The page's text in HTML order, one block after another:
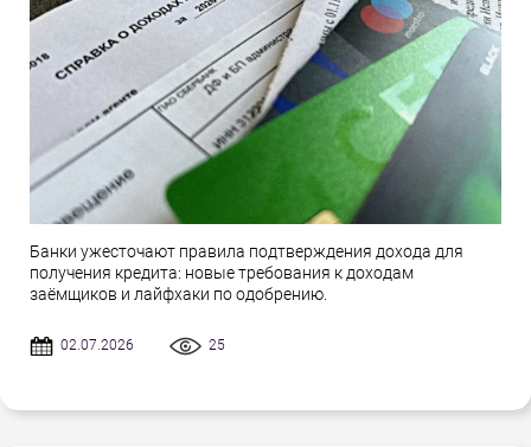
Банки ужесточают правила подтверждения дохода для
получения кредита: новые требования к доходам
заёмщиков и лайфхаки по одобрению.
02.07.2026 25